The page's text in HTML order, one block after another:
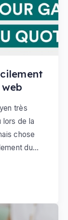
très
lors de la
chose
du